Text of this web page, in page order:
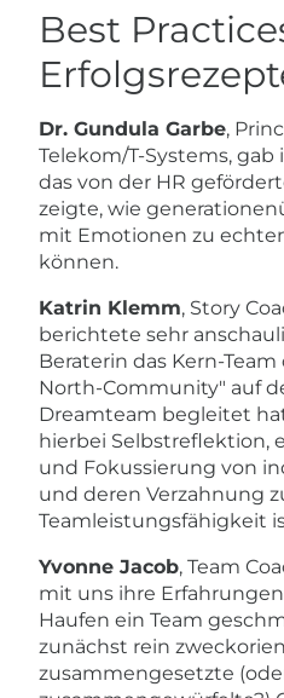
Best
Dr. Gundula Garbe,
Telekom/T-Systems,
das von der HR
zeigte, wie
mit Emotionen zu
können.
Katrin Klemm, Story
berichtete sehr
Beraterin das Kern-
North-Community" auf
Dreamteam begleitet
hierbei Selbstreflektion,
und Fokussierung von
und deren Verzahnung
Teamleistungsfähigkeit
Yvonne Jacob, Team
mit uns ihre
Haufen ein Team
zunächst rein
zusammengesetzte